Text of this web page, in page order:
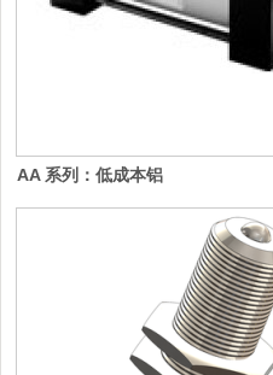
AA 系列：低成本铝